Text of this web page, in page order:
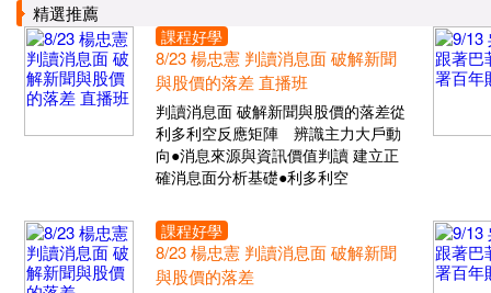
精選推薦
課程好學
8/23 楊忠憲 判讀消息面 破解新聞
與股價的落差 直播班
判讀消息面 破解新聞與股價的落差從
利多利空反應矩陣 辨識主力大戶動
向●消息來源與資訊價值判讀 建立正
確消息面分析基礎●利多利空
課程好學
8/23 楊忠憲 判讀消息面 破解新聞
與股價的落差